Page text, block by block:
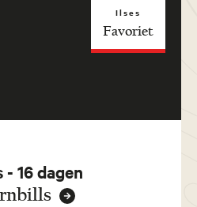
Ilses
Favoriet
16 dagen